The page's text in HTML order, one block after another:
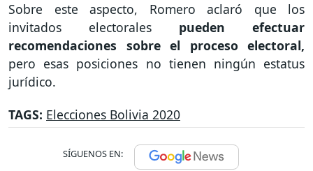
Sobre este aspecto, Romero aclaró que los
invitados electorales pueden efectuar
recomendaciones sobre el proceso electoral,
pero esas posiciones no tienen ningún estatus
jurídico.
TAGS: Elecciones Bolivia 2020
SÍGUENOS EN: